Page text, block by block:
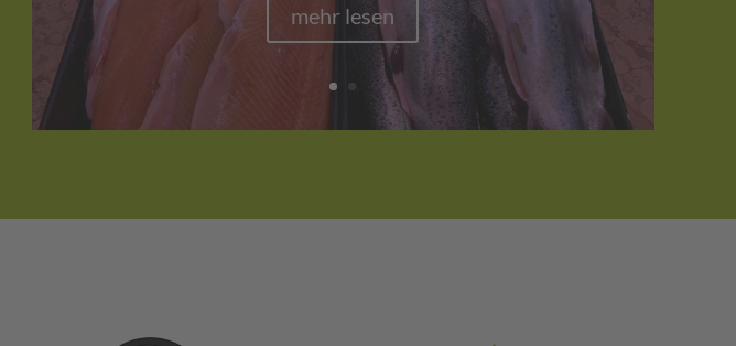
mehr lesen